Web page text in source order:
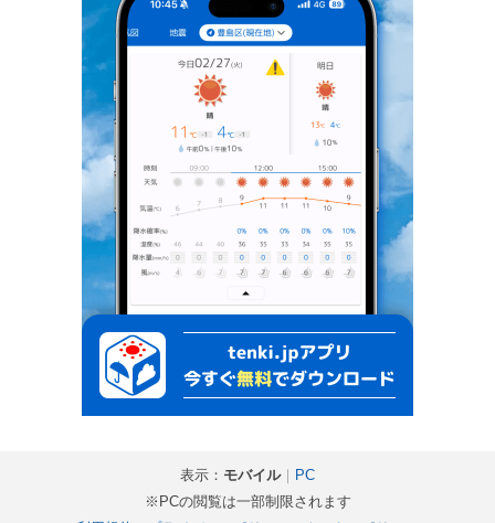
表示： モバイル｜
PC
※PCの閲覧は一部制限されます